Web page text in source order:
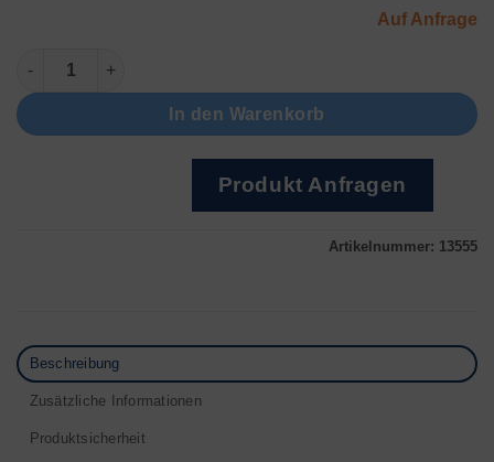
Auf Anfrage
ElmaDry TD 120 Menge
In den Warenkorb
Produkt Anfragen
Artikelnummer: 13555
Beschreibung
Zusätzliche Informationen
Produktsicherheit